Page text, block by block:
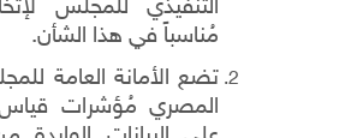
التنفيذي للمجلس
مُناسباً في هذا الشأن.
تضع الأمانة العامة
المصري مُؤشرات قياس